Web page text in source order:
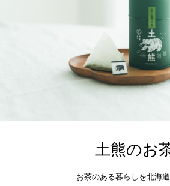
土熊のお
お茶のある暮らしを北海道